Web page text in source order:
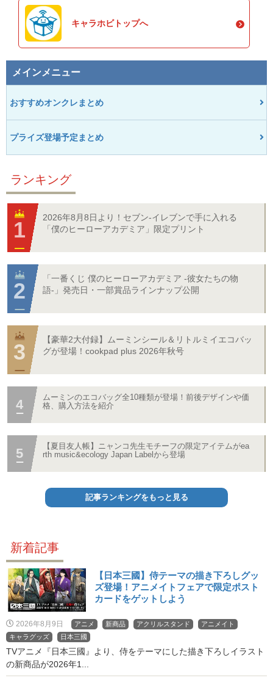
キャラホビトップへ
メインメニュー
おすすめオンクレまとめ
プライズ登場予定まとめ
ランキング
2026年8月8日より！セブン‐イレブンで手に入れる
「僕のヒーローアカデミア」限定プリント
「一番くじ 僕のヒーローアカデミア -彼女たちの物
語-」発売日・一部賞品ラインナップ公開
【豪華2大付録】ムーミンシール＆リトルミイエコバッ
グが登場！cookpad plus 2026年秋号
ムーミンのエコバッグ全10種類が登場！前後デザインや価
格、購入方法を紹介
【夏目友人帳】ニャンコ先生モチーフの限定アイテムがea
rth music&ecology Japan Labelから登場
記事ランキングをもっと見る
新着記事
【日本三國】侍テーマの描き下ろしグッ
ズ登場！アニメイトフェアで限定ポスト
カードをゲットしよう
2026年8月9日 アニメ 新商品 アクリルスタンド
アニメイト
キャラグッズ
日本三國
TVアニメ『日本三國』より、侍をテーマにした描き下ろしイラスト
の新商品が2026年1...